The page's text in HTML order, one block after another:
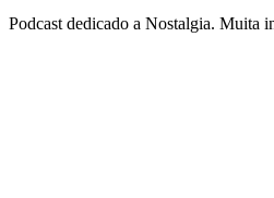
Podcast dedicado a Nostalgia. Muita